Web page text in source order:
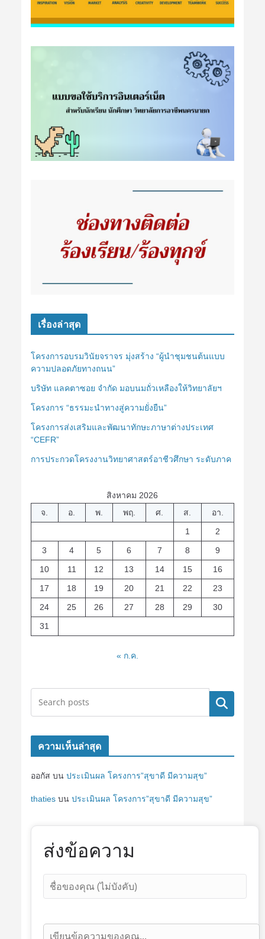
เรื่องล่าสุด
โครงการอบรมวินัยจราจร มุ่งสร้าง “ผู้นำชุมชนต้นแบบ
ความปลอดภัยทางถนน”
บริษัท แลคตาซอย จำกัด มอบนมถั่วเหลืองให้วิทยาลัยฯ
โครงการ “ธรรมะนำทางสู่ความยั่งยืน”
โครงการส่งเสริมและพัฒนาทักษะภาษาต่างประเทศ
“CEFR”
การประกวดโครงงานวิทยาศาสตร์อาชีวศึกษา ระดับภาค
สิงหาคม 2026
จ.
อ. พ. พฤ. ศ. ส.
อา.
1
2
3
4 5 6 7 8
9
10
11 12 13 14 15
16
17
18 19 20 21 22
23
24
25 26 27 28 29
30
31
« ก.ค.
ค้นหา
ความเห็นล่าสุด
ออกัส บน ประเมินผล โครงการ”สุขาดี มีความสุข”
thatiesบน ประเมินผล โครงการ”สุขาดี มีความสุข”
ส่งข้อความ